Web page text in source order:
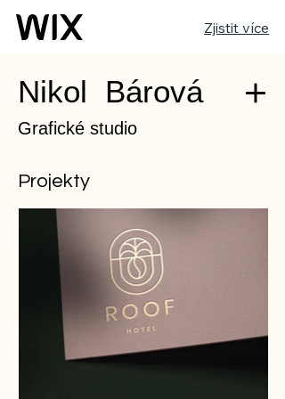
Zjistit více